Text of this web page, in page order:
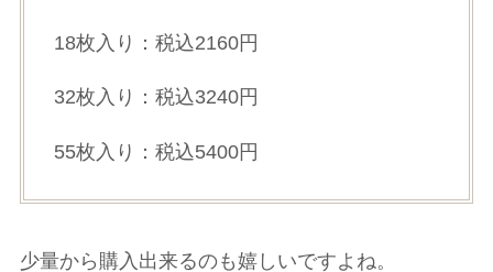
18枚入り：税込2160円
32枚入り：税込3240円
55枚入り：税込5400円
少量から購入出来るのも嬉しいですよね。